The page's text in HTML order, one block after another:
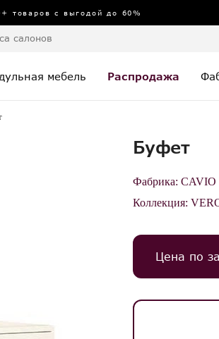
товаров с выгодой до 60%
салонов
мебель Распродажа
Буфет
Фабрика: CAVIO
Коллекция:
Цена по